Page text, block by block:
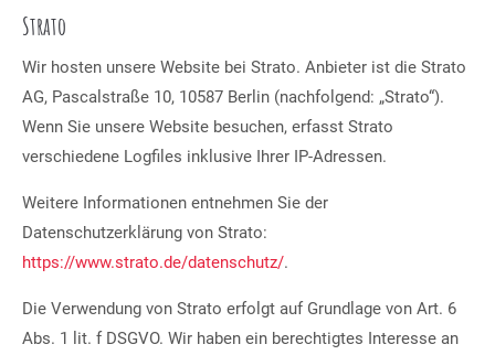
Strato
Wir hosten unsere Website bei Strato. Anbieter ist die Strato
AG, Pascalstraße 10, 10587 Berlin (nachfolgend: „Strato“).
Wenn Sie unsere Website besuchen, erfasst Strato
verschiedene Logfiles inklusive Ihrer IP-Adressen.
Weitere Informationen entnehmen Sie der
Datenschutzerklärung von Strato:
https://www.strato.de/datenschutz/.
Die Verwendung von Strato erfolgt auf Grundlage von Art. 6
Abs. 1 lit. f DSGVO. Wir haben ein berechtigtes Interesse an